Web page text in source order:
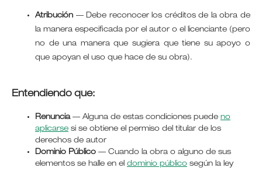
Atribución—Debe reconocer los créditos de la obra de
la manera especificada por el autor o el licenciante (pero
no de una manera que sugiera que tiene su apoyo o
que apoyan el uso que hace de su obra).
Entendiendo que:
Renuncia— Alguna de estas condiciones puede no
aplicarsesi se obtiene el permiso del titular de los
derechos de autor
Dominio Público— Cuando la obra o alguno de sus
elementos se halle en el dominio públicosegún la ley